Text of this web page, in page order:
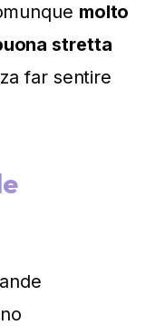
molto
stretta
far sentire